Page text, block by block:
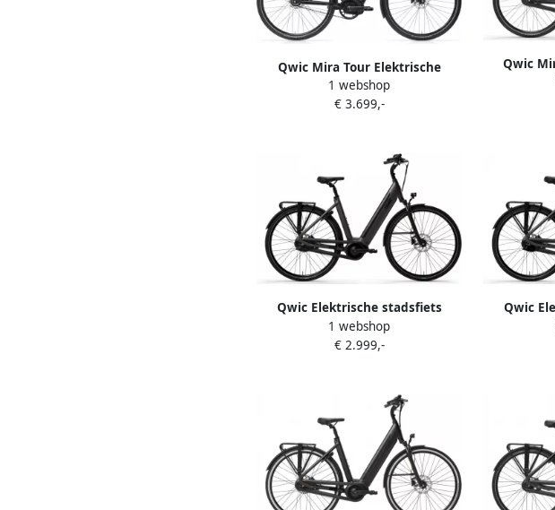
Qwic Mira Tour Elektrische
damesfiets 522Wh 28 inch Zwart
1 webshop
€ 3.699,-
Qwic
Qwic Elektrische stadsfiets
Premium I AUTO Dames
framemaat M Zwart... Zwart
1 webshop
€ 2.999,-
Qwic
Premium